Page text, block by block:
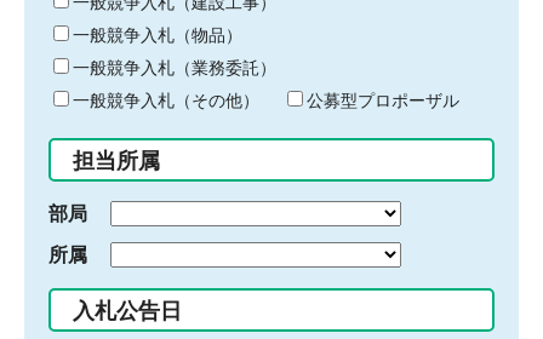
ー
ワ
ー
ド
入
力
一般競争入札（物品）
一般競争入札（業務委託）
一般競争入札（その他）
公募型プロポーザル
担当所属
部局
所属
入札公告日